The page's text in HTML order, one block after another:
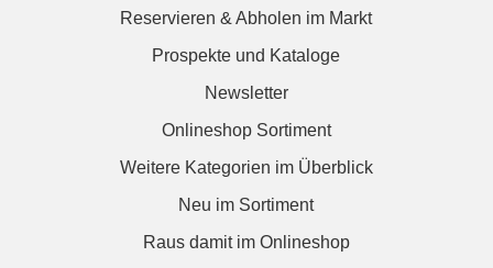
Reservieren & Abholen im Markt
Prospekte und Kataloge
Newsletter
Onlineshop Sortiment
Weitere Kategorien im Überblick
Neu im Sortiment
Raus damit im Onlineshop